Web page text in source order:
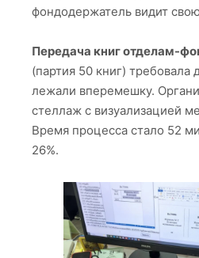
фондодержатель видит
Передача книг отделам-
(партия 50 книг) требовала
лежали вперемешку.
стеллаж с визуализацией
Время процесса стало 52
26%.